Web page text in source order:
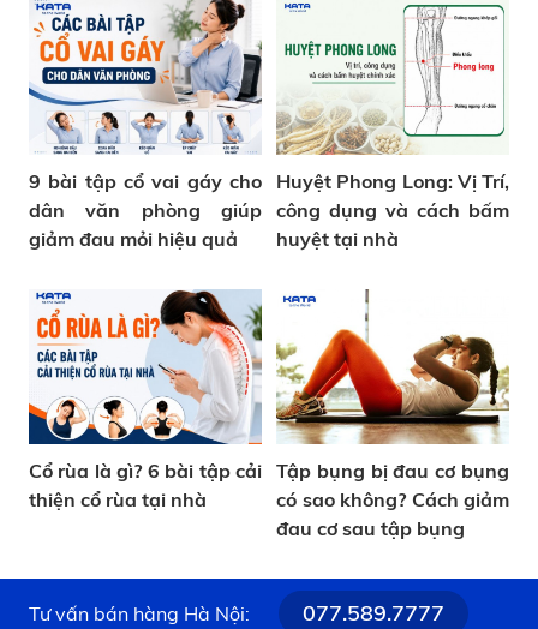
9 bài tập cổ vai gáy cho
dân văn phòng giúp
giảm đau mỏi hiệu quả
Huyệt Phong Long: Vị Trí,
công dụng và cách bấm
huyệt tại nhà
Cổ rùa là gì? 6 bài tập cải
thiện cổ rùa tại nhà
Tập bụng bị đau cơ bụng
có sao không? Cách giảm
đau cơ sau tập bụng
Tư vấn bán hàng Hà Nội: 077.589.7777